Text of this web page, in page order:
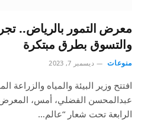
معرض التمور بالرياض..
والتسوق بطرق مبتكرة
منوعات ديسمبر 7, 2023
افتتح وزير البيئة والمياه
عبدالمحسن الفضلي، أمس،
الرابعة تحت شعار “عالم…